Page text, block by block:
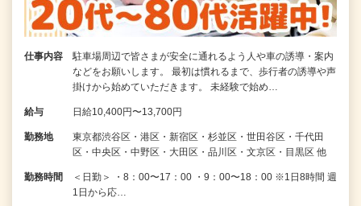
仕事内容
駐車場周辺で皆さまが安全に通れるよう人や車の誘導・案内
などをお願いします。 最初は慣れるまで、歩行者の誘導や声
掛けから始めていただきます。 未経験で始め…
給与 日給10,400円〜13,700円
勤務地
東京都渋谷区・港区・新宿区・杉並区・世田谷区・千代田
区・中央区・中野区・大田区・品川区・文京区・目黒区 他
勤務時間
＜日勤＞ ・8：00〜17：00 ・9：00〜18：00 ※1日8時間 週
1日から応…